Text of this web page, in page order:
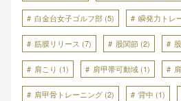
白金台女子ゴルフ部 (5) 瞬発力トレ
筋膜リリース (7) 股関節 (2)
肩こり (1) 肩甲帯可動域 (1)
肩甲骨トレーニング (2) 背中 (1)